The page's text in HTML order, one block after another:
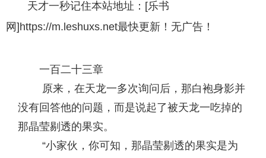
天才一秒记住本站地址：[乐书
网]https://m.leshuxs.net最快更新！无广告！
一百二十三章
原来，在天龙一多次询问后，那白袍身影并
没有回答他的问题，而是说起了被天龙一吃掉的
那晶莹剔透的果实。
“小家伙，你可知，那晶莹剔透的果实是为